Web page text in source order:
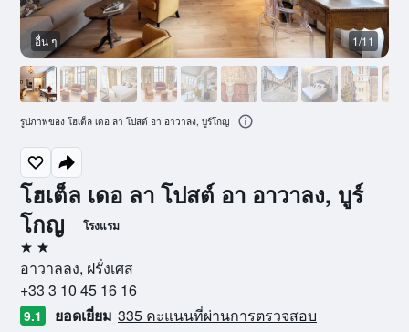
โฮเต็ล เดอ ลา โปสต์ อา อาวาลง, บูร์
โกญ
โรงแรม
2 ดาว
อาวาลลง, ฝรั่งเศส
+33 3 10 45 16 16
9.1 ยอดเยี่ยม 335 คะแนนที่ผ่านการตรวจสอบ
อื่น ๆ 1/11
รูปภาพของ โฮเต็ล เดอ ลา โปสต์ อา อาวาลง, บูร์โกญ